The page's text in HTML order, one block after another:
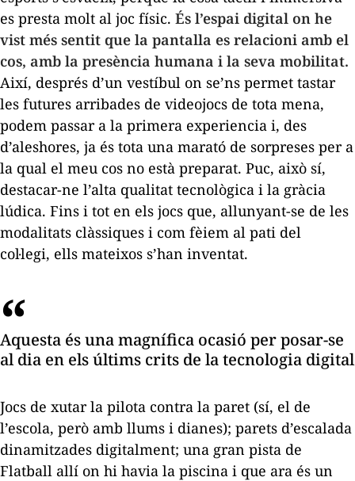
es presta molt al joc físic. És l’espai digital on he
vist més sentit que la pantalla es relacioni amb el
cos, amb la presència humana i la seva mobilitat.
Així, després d’un vestíbul on se’ns permet tastar
les futures arribades de videojocs de tota mena,
podem passar a la primera experiencia i, des
d’aleshores, ja és tota una marató de sorpreses per a
la qual el meu cos no està preparat. Puc, això sí,
destacar-ne l’alta qualitat tecnològica i la gràcia
lúdica. Fins i tot en els jocs que, allunyant-se de les
modalitats clàssiques i com fèiem al pati del
col·legi, ells mateixos s’han inventat.
Aquesta és una magnífica ocasió per posar-se
al dia en els últims crits de la tecnologia digital
Jocs de xutar la pilota contra la paret (sí, el de
l’escola, però amb llums i dianes); parets d’escalada
dinamitzades digitalment; una gran pista de
Flatball allí on hi havia la piscina i que ara és un